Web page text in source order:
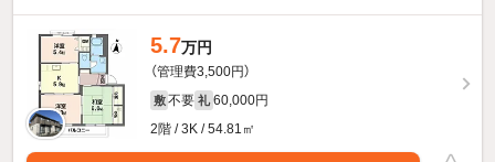
5.7万円
（管理費3,500円）
敷 不要 礼 60,000円
2階 / 3K / 54.81㎡